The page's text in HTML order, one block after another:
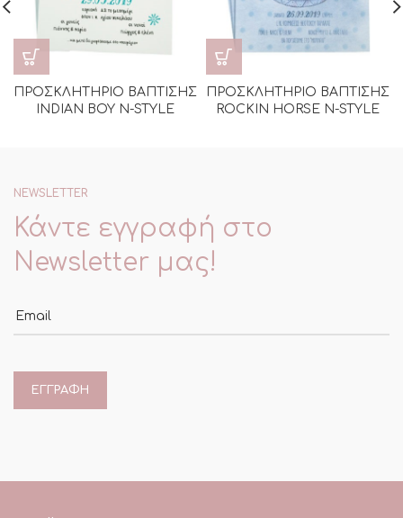
ΠΡΟΣΚΛΗΤΗΡΙΟ ΒΑΠΤΙΣΗΣ
INDIAN BOY N-STYLE
ΠΡΟΣΚΛΗΤΗΡΙΟ ΒΑΠΤΙΣΗΣ
ROCKIN HORSE N-STYLE
NEWSLETTER
Κάντε εγγραφή στο
Newsletter μας!